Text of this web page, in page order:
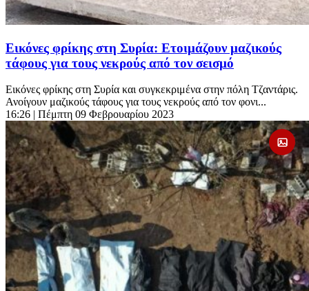
Εικόνες φρίκης στη Συρία: Ετοιμάζουν μαζικούς
τάφους για τους νεκρούς από τον σεισμό
Εικόνες φρίκης στη Συρία και συγκεκριμένα στην πόλη Τζαντάρις.
Ανοίγουν μαζικούς τάφους για τους νεκρούς από τον φονι...
16:26 | Πέμπτη 09 Φεβρουαρίου 2023